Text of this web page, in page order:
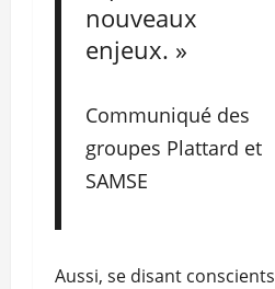
nouveaux
enjeux. »
Communiqué des
groupes Plattard et
SAMSE
Aussi, se disant conscients